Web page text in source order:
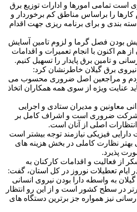
است تمامی امورها و ادارات توزیع برق
کارها را براساس مناطق کم برخوردار و
بندی و برای برنامه ریزی جهت اقدام
بودن فصل گرما و لزوم تامین آسایش
هم اکنون با انجام تعمیرات و اقدامات
و تامین برق پایدار را تسهیل کنیم.
برق گیلان خاطرنشان کرد:
و مراجعین اصل ضروری محسوب می
عنایت ویژه از سوی همه همکاران اتخاذ
معاونین و مدیران ستادی و اجرایی
شرکت ضروری است و اشراف کامل بر
اصلی از آنان است.
فیزیکی نیازمند توجه بیشتر است
بهتر نظارت کاملی در بخش هزینه های
پذیرد.
از فعالیت و اقدامات کارکنان به
ایام تعطیلات نوروز در کل استان، گفت:
به واسطه دارا بودن نیروی انسانی
در سطح کشور است و از این رو انتظار
نیز همواره جز برترین دستگاه های